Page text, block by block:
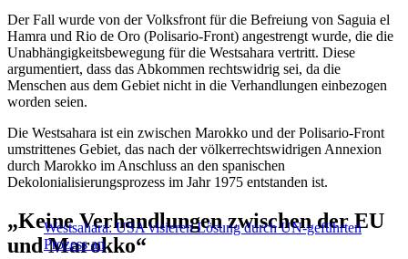
Der Fall wurde von der Volksfront für die Befreiung von Saguia el
Hamra und Rio de Oro (Polisario-Front) angestrengt wurde, die die
Unabhängigkeitsbewegung für die Westsahara vertritt. Diese
argumentiert, dass das Abkommen rechtswidrig sei, da die
Menschen aus dem Gebiet nicht in die Verhandlungen einbezogen
worden seien.
Die Westsahara ist ein zwischen Marokko und der Polisario-Front
umstrittenes Gebiet, das nach der völkerrechtswidrigen Annexion
durch Marokko im Anschluss an den spanischen
Dekolonialisierungsprozess im Jahr 1975 entstanden ist.
Westsahara: USA visieren Lösung durch UN-geführten
Prozess an
„Keine Verhandlungen zwischen der EU
und Marokko“